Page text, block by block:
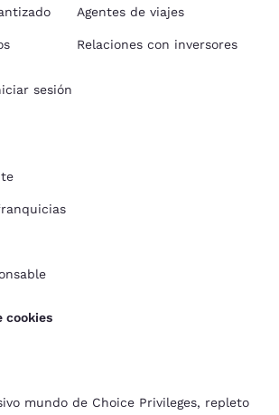
sesión
Agentes de viajes
Relaciones con inversores
cookies
mundo de Choice Privileges, repleto